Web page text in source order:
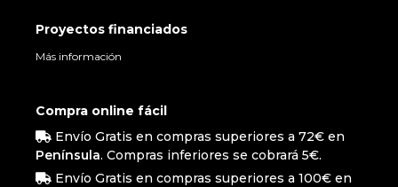
Proyectos financiados
Más información
Compra online fácil
Envío Gratis en compras superiores a 72€ en
Península. Compras inferiores se cobrará 5€.
Envío Gratis en compras superiores a 100€ en